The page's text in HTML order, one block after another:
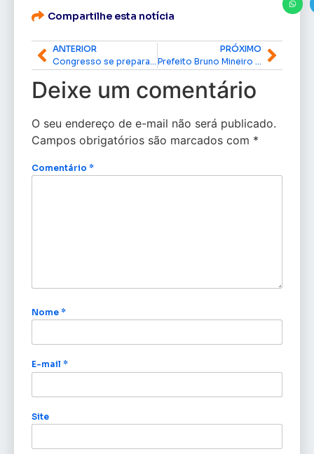
Compartilhe esta notícia
ANTERIOR
PRÓXIMO
Deixe um comentário
O seu endereço de e-mail não será publicado.
Campos obrigatórios são marcados com *
Comentário *
Nome *
E-mail *
Site